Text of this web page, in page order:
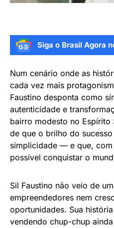
Siga o Brasil Agora
Num cenário onde as
cada vez mais
Faustino desponta como
autenticidade e
bairro modesto no Espírito
de que o brilho do
simplicidade — e que,
possível conquistar o
Sil Faustino não veio de
empreendedores nem
oportunidades. Sua
vendendo chup-chup